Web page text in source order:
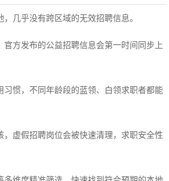
几乎没有跨区域的无效招聘信息。
官方发布的公益招聘信息会第一时间同步上
习惯，不同年龄段的蓝领、白领求职者都能
，虚假招聘岗位会被快速清理，求职安全性